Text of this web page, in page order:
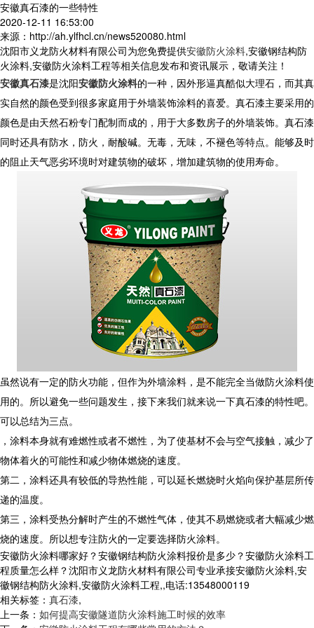
安徽真石漆的一些特性
2020-12-11 16:53:00
来源：http://ah.ylfhcl.cn/news520080.html
沈阳市义龙防火材料有限公司为您免费提供安徽防火涂料,安徽钢结构防
火涂料,安徽防火涂料工程等相关信息发布和资讯展示，敬请关注！
安徽真石漆是沈阳安徽防火涂料的一种，因外形逼真酷似大理石，而其真
实自然的颜色受到很多家庭用于外墙装饰涂料的喜爱。真石漆主要采用的
颜色是由天然石粉专门配制而成的，用于大多数房子的外墙装饰。真石漆
同时还具有防水，防火，耐酸碱。无毒，无味，不褪色等特点。能够及时
的阻止天气恶劣环境时对建筑物的破坏，增加建筑物的使用寿命。
虽然说有一定的防火功能，但作为外墙涂料，是不能完全当做防火涂料使
用的。所以避免一些问题发生，接下来我们就来说一下真石漆的特性吧。
可以总结为三点。
，涂料本身就有难燃性或者不燃性，为了使基材不会与空气接触，减少了
物体着火的可能性和减少物体燃烧的速度。
第二，涂料还具有较低的导热性能，可以延长燃烧时火焰向保护基层所传
递的温度。
第三，涂料受热分解时产生的不燃性气体，使其不易燃烧或者大幅减少燃
烧的速度。所以想专注防火的一定要选择防火涂料。
安徽防火涂料哪家好？安徽钢结构防火涂料报价是多少？安徽防火涂料工
程质量怎么样？沈阳市义龙防火材料有限公司专业承接安徽防火涂料,安
徽钢结构防火涂料,安徽防火涂料工程,,电话:13548000119
相关标签： 真石漆,
上一条： 如何提高安徽隧道防火涂料施工时候的效率